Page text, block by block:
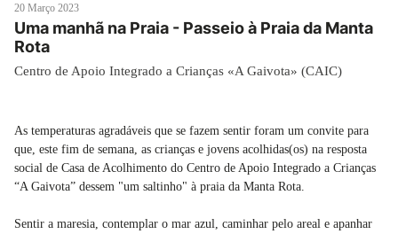
20 Março 2023
Uma manhã na Praia - Passeio à Praia da Manta
Rota
Centro de Apoio Integrado a Crianças «A Gaivota» (CAIC)
As temperaturas agradáveis que se fazem sentir foram um convite para
que, este fim de semana, as crianças e jovens acolhidas(os) na resposta
social de Casa de Acolhimento do Centro de Apoio Integrado a Crianças
“A Gaivota” dessem "um saltinho" à praia da Manta Rota.
Sentir a maresia, contemplar o mar azul, caminhar pelo areal e apanhar